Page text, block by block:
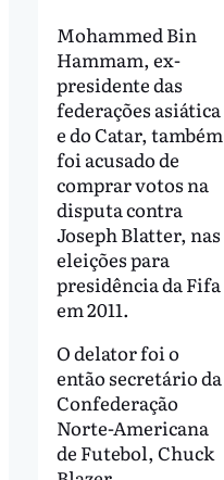
Mohammed Bin
Hammam, ex-
presidente das
federações asiática
e do Catar, também
foi acusado de
comprar votos na
disputa contra
Joseph Blatter, nas
eleições para
presidência da Fifa
em 2011.
O delator foi o
então secretário da
Confederação
Norte-Americana
de Futebol, Chuck